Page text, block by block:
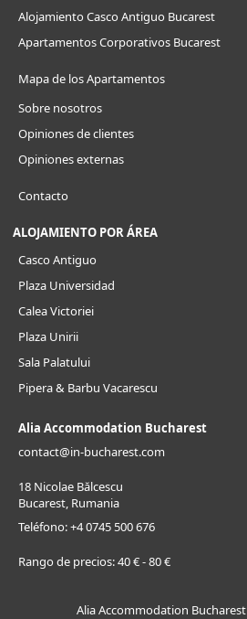
Alojamiento Casco Antiguo Bucarest
Apartamentos Corporativos Bucarest
Mapa de los Apartamentos
Sobre nosotros
Opiniones de clientes
Opiniones externas
Contacto
ALOJAMIENTO POR ÁREA
Casco Antiguo
Plaza Universidad
Calea Victoriei
Plaza Unirii
Sala Palatului
Pipera & Barbu Vacarescu
Alia Accommodation Bucharest
contact@in-bucharest.com
18 Nicolae Bălcescu
Bucarest, Rumania
Teléfono:+4 0745 500 676
Rango de precios:40 € - 80 €
Alia Accommodation Bucharest